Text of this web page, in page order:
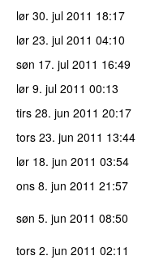
lør 30. jul 2011 18:17
lør 23. jul 2011 04:10
søn 17. jul 2011 16:49
lør 9. jul 2011 00:13
tirs 28. jun 2011 20:17
tors 23. jun 2011 13:44
lør 18. jun 2011 03:54
ons 8. jun 2011 21:57
søn 5. jun 2011 08:50
tors 2. jun 2011 02:11